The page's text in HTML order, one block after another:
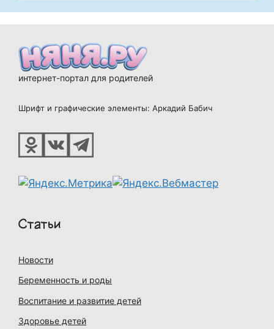
интернет-портал для родителей
Шрифт и графические элементы: Аркадий Бабич
Статьи
Новости
Беременность и роды
Воспитание и развитие детей
Здоровье детей